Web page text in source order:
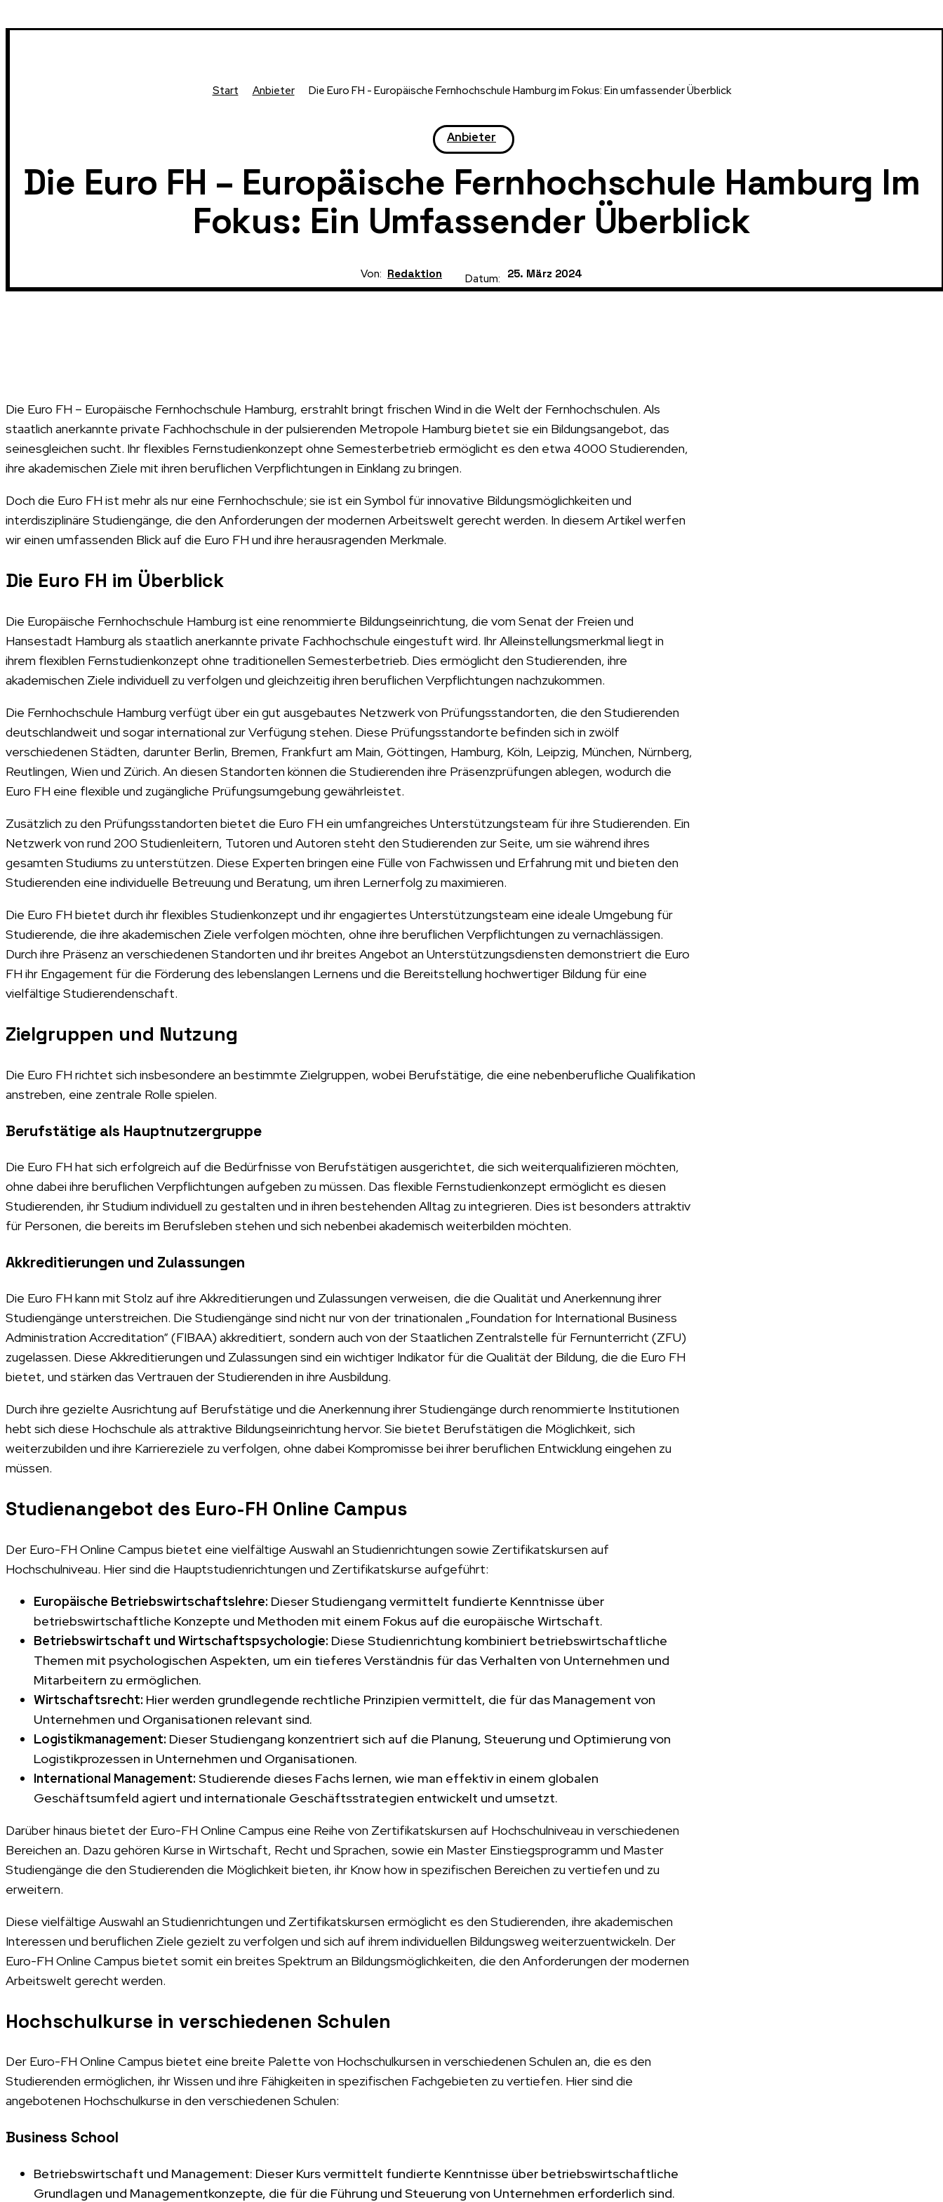
Start Anbieter Die Euro FH - Europäische Fernhochschule Hamburg im Fokus: Ein umfassender Überblick
Anbieter
Die Euro FH – Europäische Fernhochschule Hamburg Im
Fokus: Ein Umfassender Überblick
Von: Redaktion Datum: 25. März 2024
Die Euro FH – Europäische Fernhochschule Hamburg, erstrahlt bringt frischen Wind in die Welt der Fernhochschulen. Als
staatlich anerkannte private Fachhochschule in der pulsierenden Metropole Hamburg bietet sie ein Bildungsangebot, das
seinesgleichen sucht. Ihr flexibles Fernstudienkonzept ohne Semesterbetrieb ermöglicht es den etwa 4000 Studierenden,
ihre akademischen Ziele mit ihren beruflichen Verpflichtungen in Einklang zu bringen.
Doch die Euro FH ist mehr als nur eine Fernhochschule; sie ist ein Symbol für innovative Bildungsmöglichkeiten und
interdisziplinäre Studiengänge, die den Anforderungen der modernen Arbeitswelt gerecht werden. In diesem Artikel werfen
wir einen umfassenden Blick auf die Euro FH und ihre herausragenden Merkmale.
Die Euro FH im Überblick
Die Europäische Fernhochschule Hamburg ist eine renommierte Bildungseinrichtung, die vom Senat der Freien und
Hansestadt Hamburg als staatlich anerkannte private Fachhochschule eingestuft wird. Ihr Alleinstellungsmerkmal liegt in
ihrem flexiblen Fernstudienkonzept ohne traditionellen Semesterbetrieb. Dies ermöglicht den Studierenden, ihre
akademischen Ziele individuell zu verfolgen und gleichzeitig ihren beruflichen Verpflichtungen nachzukommen.
Die Fernhochschule Hamburg verfügt über ein gut ausgebautes Netzwerk von Prüfungsstandorten, die den Studierenden
deutschlandweit und sogar international zur Verfügung stehen. Diese Prüfungsstandorte befinden sich in zwölf
verschiedenen Städten, darunter Berlin, Bremen, Frankfurt am Main, Göttingen, Hamburg, Köln, Leipzig, München, Nürnberg,
Reutlingen, Wien und Zürich. An diesen Standorten können die Studierenden ihre Präsenzprüfungen ablegen, wodurch die
Euro FH eine flexible und zugängliche Prüfungsumgebung gewährleistet.
Zusätzlich zu den Prüfungsstandorten bietet die Euro FH ein umfangreiches Unterstützungsteam für ihre Studierenden. Ein
Netzwerk von rund 200 Studienleitern, Tutoren und Autoren steht den Studierenden zur Seite, um sie während ihres
gesamten Studiums zu unterstützen. Diese Experten bringen eine Fülle von Fachwissen und Erfahrung mit und bieten den
Studierenden eine individuelle Betreuung und Beratung, um ihren Lernerfolg zu maximieren.
Die Euro FH bietet durch ihr flexibles Studienkonzept und ihr engagiertes Unterstützungsteam eine ideale Umgebung für
Studierende, die ihre akademischen Ziele verfolgen möchten, ohne ihre beruflichen Verpflichtungen zu vernachlässigen.
Durch ihre Präsenz an verschiedenen Standorten und ihr breites Angebot an Unterstützungsdiensten demonstriert die Euro
FH ihr Engagement für die Förderung des lebenslangen Lernens und die Bereitstellung hochwertiger Bildung für eine
vielfältige Studierendenschaft.
Zielgruppen und Nutzung
Die Euro FH richtet sich insbesondere an bestimmte Zielgruppen, wobei Berufstätige, die eine nebenberufliche Qualifikation
anstreben, eine zentrale Rolle spielen.
Berufstätige als Hauptnutzergruppe
Die Euro FH hat sich erfolgreich auf die Bedürfnisse von Berufstätigen ausgerichtet, die sich weiterqualifizieren möchten,
ohne dabei ihre beruflichen Verpflichtungen aufgeben zu müssen. Das flexible Fernstudienkonzept ermöglicht es diesen
Studierenden, ihr Studium individuell zu gestalten und in ihren bestehenden Alltag zu integrieren. Dies ist besonders attraktiv
für Personen, die bereits im Berufsleben stehen und sich nebenbei akademisch weiterbilden möchten.
Akkreditierungen und Zulassungen
Die Euro FH kann mit Stolz auf ihre Akkreditierungen und Zulassungen verweisen, die die Qualität und Anerkennung ihrer
Studiengänge unterstreichen. Die Studiengänge sind nicht nur von der trinationalen „Foundation for International Business
Administration Accreditation“ (FIBAA) akkreditiert, sondern auch von der Staatlichen Zentralstelle für Fernunterricht (ZFU)
zugelassen. Diese Akkreditierungen und Zulassungen sind ein wichtiger Indikator für die Qualität der Bildung, die die Euro FH
bietet, und stärken das Vertrauen der Studierenden in ihre Ausbildung.
Durch ihre gezielte Ausrichtung auf Berufstätige und die Anerkennung ihrer Studiengänge durch renommierte Institutionen
hebt sich diese Hochschule als attraktive Bildungseinrichtung hervor. Sie bietet Berufstätigen die Möglichkeit, sich
weiterzubilden und ihre Karriereziele zu verfolgen, ohne dabei Kompromisse bei ihrer beruflichen Entwicklung eingehen zu
müssen.
Studienangebot des Euro-FH Online Campus
Der Euro-FH Online Campus bietet eine vielfältige Auswahl an Studienrichtungen sowie Zertifikatskursen auf
Hochschulniveau. Hier sind die Hauptstudienrichtungen und Zertifikatskurse aufgeführt:
Europäische Betriebswirtschaftslehre: Dieser Studiengang vermittelt fundierte Kenntnisse über
betriebswirtschaftliche Konzepte und Methoden mit einem Fokus auf die europäische Wirtschaft.
Betriebswirtschaft und Wirtschaftspsychologie: Diese Studienrichtung kombiniert betriebswirtschaftliche
Themen mit psychologischen Aspekten, um ein tieferes Verständnis für das Verhalten von Unternehmen und
Mitarbeitern zu ermöglichen.
Wirtschaftsrecht: Hier werden grundlegende rechtliche Prinzipien vermittelt, die für das Management von
Unternehmen und Organisationen relevant sind.
Logistikmanagement: Dieser Studiengang konzentriert sich auf die Planung, Steuerung und Optimierung von
Logistikprozessen in Unternehmen und Organisationen.
International Management: Studierende dieses Fachs lernen, wie man effektiv in einem globalen
Geschäftsumfeld agiert und internationale Geschäftsstrategien entwickelt und umsetzt.
Darüber hinaus bietet der Euro-FH Online Campus eine Reihe von Zertifikatskursen auf Hochschulniveau in verschiedenen
Bereichen an. Dazu gehören Kurse in Wirtschaft, Recht und Sprachen, sowie ein Master Einstiegsprogramm und Master
Studiengänge die den Studierenden die Möglichkeit bieten, ihr Know how in spezifischen Bereichen zu vertiefen und zu
erweitern.
Diese vielfältige Auswahl an Studienrichtungen und Zertifikatskursen ermöglicht es den Studierenden, ihre akademischen
Interessen und beruflichen Ziele gezielt zu verfolgen und sich auf ihrem individuellen Bildungsweg weiterzuentwickeln. Der
Euro-FH Online Campus bietet somit ein breites Spektrum an Bildungsmöglichkeiten, die den Anforderungen der modernen
Arbeitswelt gerecht werden.
Hochschulkurse in verschiedenen Schulen
Der Euro-FH Online Campus bietet eine breite Palette von Hochschulkursen in verschiedenen Schulen an, die es den
Studierenden ermöglichen, ihr Wissen und ihre Fähigkeiten in spezifischen Fachgebieten zu vertiefen. Hier sind die
angebotenen Hochschulkurse in den verschiedenen Schulen:
Business School
Betriebswirtschaft und Management: Dieser Kurs vermittelt fundierte Kenntnisse über betriebswirtschaftliche
Grundlagen und Managementkonzepte, die für die Führung und Steuerung von Unternehmen erforderlich sind.